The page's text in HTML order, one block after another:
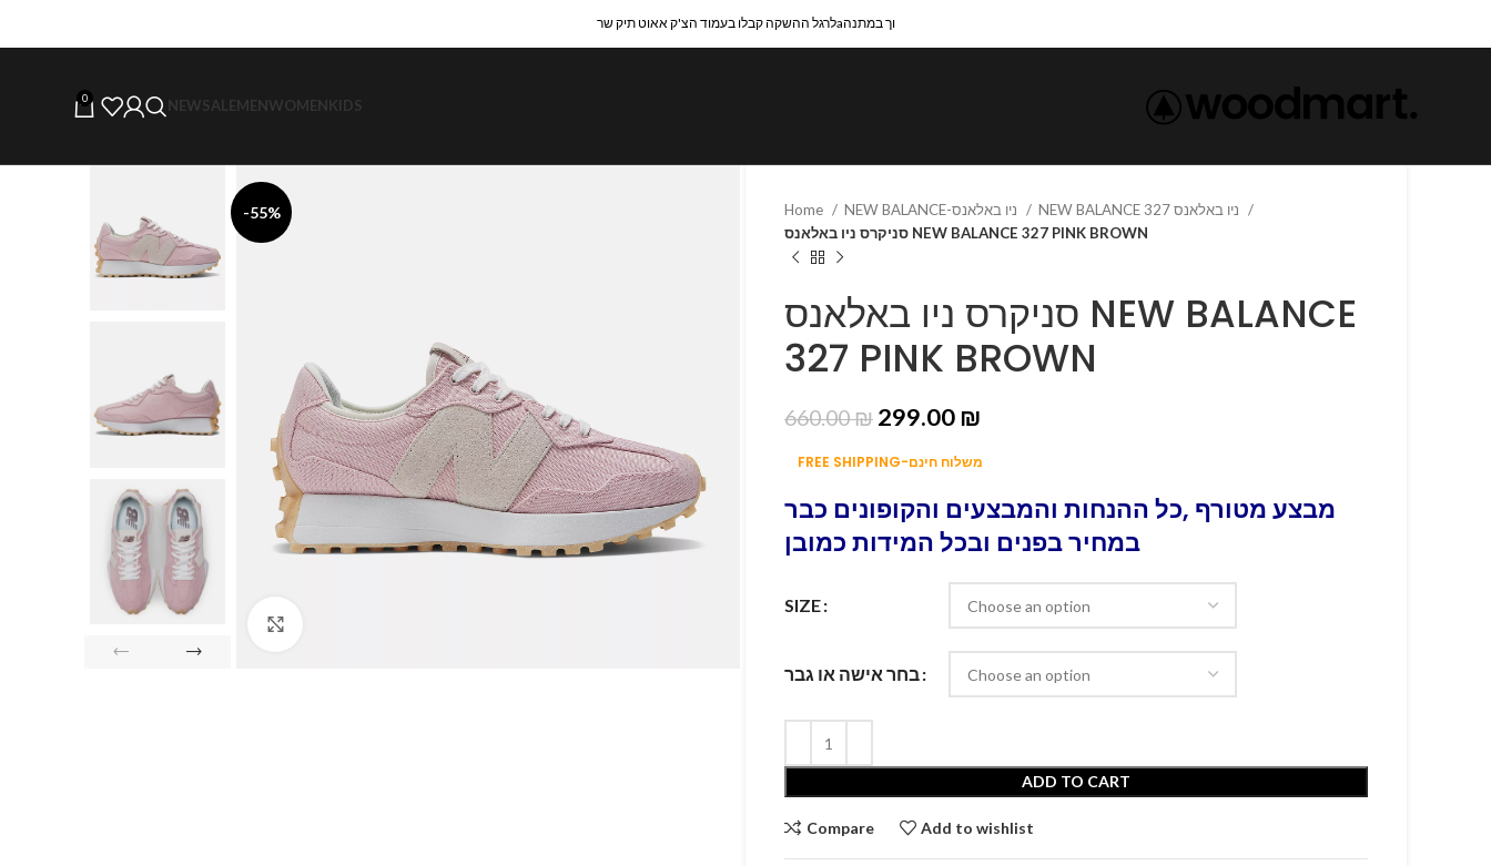
לרגל ההשקה קבלו בעמוד הצ'ק אאוט תיק שרaוך במתנה
0 NEWSALEMENWOMENKIDS
-55% Home
סניקרס ניו באלאנס NEW BALANCE 327 PINK BROWN
סניקרס ניו באלאנס NEW BALANCE
327 PINK BROWN
660.00₪ 299.00 ₪
FREE SHIPPING-משלוח חינם
מבצע מטורף ,כל ההנחות והמבצעים והקופונים כבר
במחיר בפנים ובכל המידות כמובן
SIZE
בחר אישה או גבר
ADD TO CART
Compare Add to wishlist